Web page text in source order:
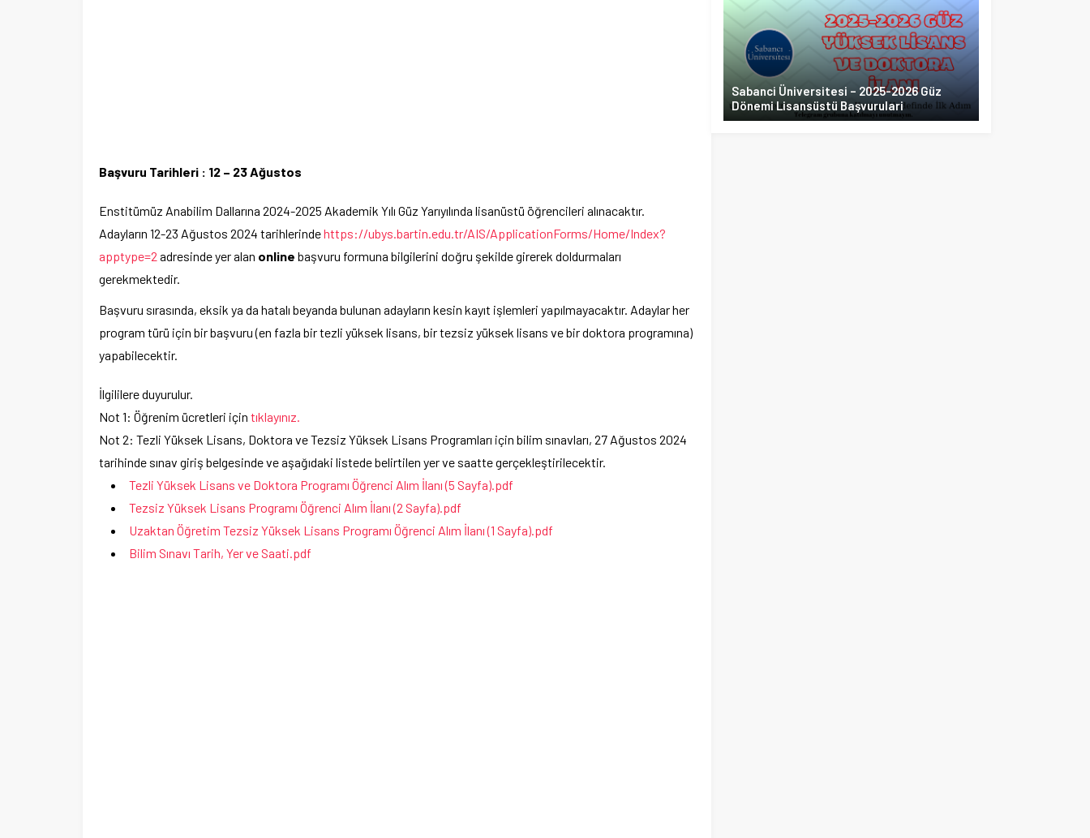
Başvuru Tarihleri : 12 – 23 Ağustos
Enstitümüz Anabilim Dallarına 2024-2025 Akademik Yılı Güz Yarıyılında lisanüstü öğrencileri alınacaktır.
Adayların 12-23 Ağustos 2024 tarihlerindehttps://ubys.bartin.edu.tr/AIS/ApplicationForms/Home/Index?
apptype=2 adresinde yer alan online başvuru formuna bilgilerini doğru şekilde girerek doldurmaları
gerekmektedir.
Başvuru sırasında, eksik ya da hatalı beyanda bulunan adayların kesin kayıt işlemleri yapılmayacaktır. Adaylar her
program türü için bir başvuru (en fazla bir tezli yüksek lisans, bir tezsiz yüksek lisans ve bir doktora programına)
yapabilecektir.
İlgililere duyurulur.
Not 1: Öğrenim ücretleri için tıklayınız.
Not 2: Tezli Yüksek Lisans, Doktora ve Tezsiz Yüksek Lisans Programları için bilim sınavları, 27 Ağustos 2024
tarihinde sınav giriş belgesinde ve aşağıdaki listede belirtilen yer ve saatte gerçekleştirilecektir.
Tezli Yüksek Lisans ve Doktora Programı Öğrenci Alım İlanı (5 Sayfa).pdf
Tezsiz Yüksek Lisans Programı Öğrenci Alım İlanı (2 Sayfa).pdf
Uzaktan Öğretim Tezsiz Yüksek Lisans Programı Öğrenci Alım İlanı (1 Sayfa).pdf
Bilim Sınavı Tarih, Yer ve Saati.pdf
Sabanci Üniversitesi – 2025-2026 Güz
Dönemi Lisansüstü Başvurulari